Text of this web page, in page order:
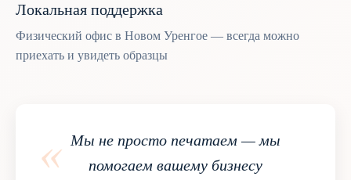
Локальная поддержка
Физический офис в Новом Уренгое — всегда можно
приехать и увидеть образцы
« Мы не просто печатаем — мы
помогаем вашему бизнесу